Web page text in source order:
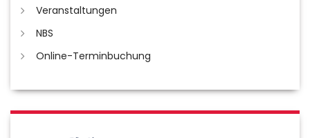
Veranstaltungen
NBS
Online-Terminbuchung